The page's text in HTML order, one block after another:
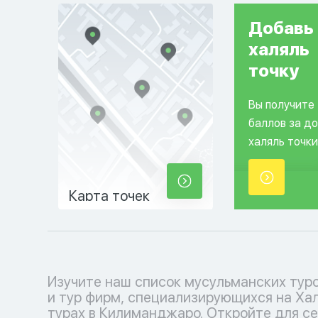
Карта точек
Добавь
халяль
точку
Вы получите
баллов за
халяль
Изучите наш список мусульманских
и тур фирм, специализирующихся на
турах в Килиманджаро. Откройте для
соблюдения исламских традиций.
кофмортный отпуск с нашими
каждый момент наполнен